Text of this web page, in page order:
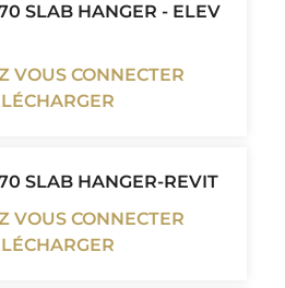
SLAB HANGER - ELEV
VOUS CONNECTER
SLAB HANGER-REVIT
VOUS CONNECTER